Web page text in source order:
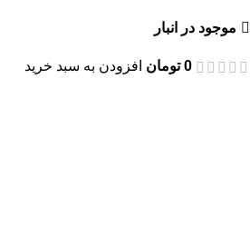
موجود در انبار
0 تومان افزودن به سبد خرید